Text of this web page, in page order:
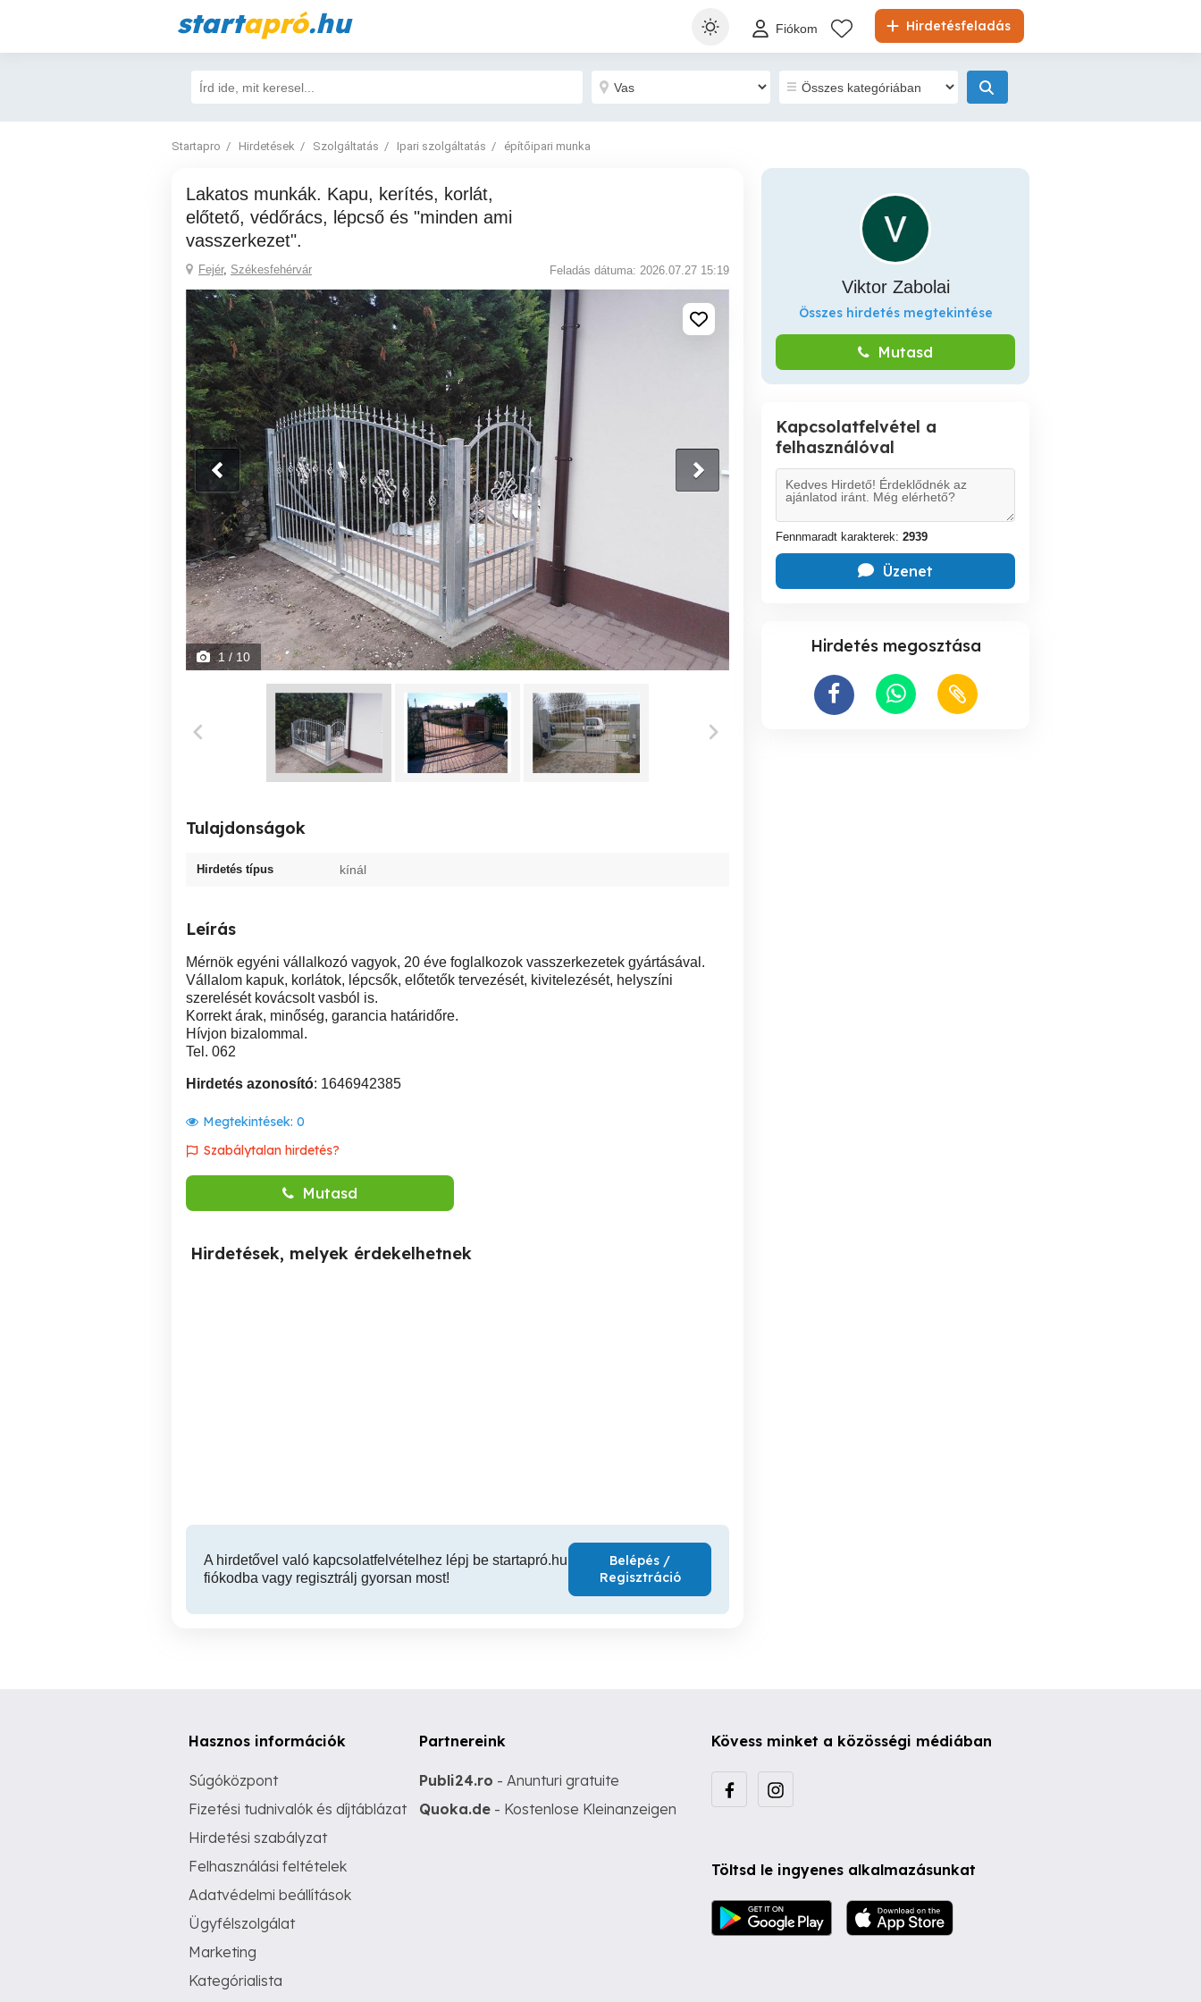
startapró.hu Hirdetésfeladás
Fiókom
Startapro Hirdetések Szolgáltatás Ipari szolgáltatás építőipari munka
Lakatos munkák. Kapu, kerítés, korlát,
előtető, védőrács, lépcső és "minden ami
vasszerkezet".
Fejér, Székesfehérvár Feladás dátuma: 2026.07.27 15:19
1/ 10
Tulajdonságok
Hirdetés típus kínál
Leírás
Mérnök egyéni vállalkozó vagyok, 20 éve foglalkozok vasszerkezetek gyártásával.
Vállalom kapuk, korlátok, lépcsők, előtetők tervezését, kivitelezését, helyszíni
szerelését kovácsolt vasból is.
Korrekt árak, minőség, garancia határidőre.
Hívjon bizalommal.
Tel. 062
Hirdetés azonosító: 1646942385
Megtekintések: 0
Szabálytalan hirdetés?
Mutasd
Hirdetések, melyek érdekelhetnek
A hirdetővel való kapcsolatfelvételhez lépj be startapró.hu
fiókodba vagy regisztrálj gyorsan most!
Belépés /
Regisztráció
Viktor Zabolai
Összes hirdetés megtekintése
Mutasd
Kapcsolatfelvétel a
felhasználóval
Fennmaradt karakterek: 2939
Üzenet
Hirdetés megosztása
Hasznos információk
Súgóközpont
Fizetési tudnivalók és díjtáblázat
Hirdetési szabályzat
Felhasználási feltételek
Adatvédelmi beállítások
Ügyfélszolgálat
Marketing
Kategórialista
Partnereink
Publi24.ro - Anunturi gratuite
Quoka.de - Kostenlose Kleinanzeigen
Kövess minket a közösségi médiában
Töltsd le ingyenes alkalmazásunkat